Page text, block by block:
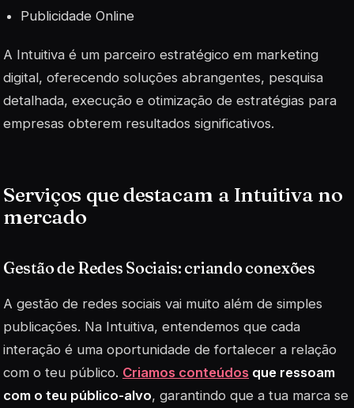
Publicidade Online
A Intuitiva é um parceiro estratégico em marketing
digital, oferecendo soluções abrangentes, pesquisa
detalhada, execução e otimização de estratégias para
empresas obterem resultados significativos.
Serviços que destacam a Intuitiva no
mercado
Gestão de Redes Sociais: criando conexões
A gestão de redes sociais vai muito além de simples
publicações. Na Intuitiva, entendemos que cada
interação é uma oportunidade de fortalecer a relação
com o teu público. Criamos conteúdos que ressoam
com o teu público-alvo, garantindo que a tua marca se